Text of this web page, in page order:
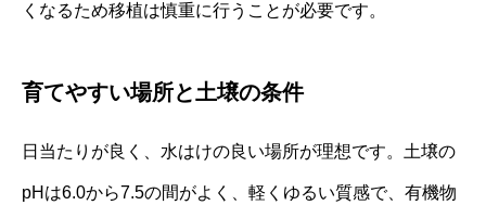
くなるため移植は慎重に行うことが必要です。
育てやすい場所と土壌の条件
日当たりが良く、水はけの良い場所が理想です。土壌の
pHは6.0から7.5の間がよく、軽くゆるい質感で、有機物